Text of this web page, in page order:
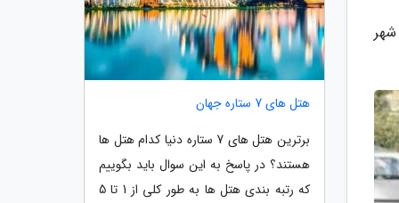
هتل های 7 ستاره جهان
برترین هتل های 7 ستاره دنیا کدام هتل ها
هستند؟ در پاسخ به این سوال باید بگوییم
که رتبه بندی هتل ها به طور کلی از 1 تا 5